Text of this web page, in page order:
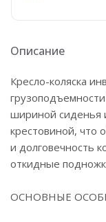
Описание
Кресло-коляска
шириной сиденья
крестовиной, что
и долговечность
откидные
ОСНОВНЫЕ